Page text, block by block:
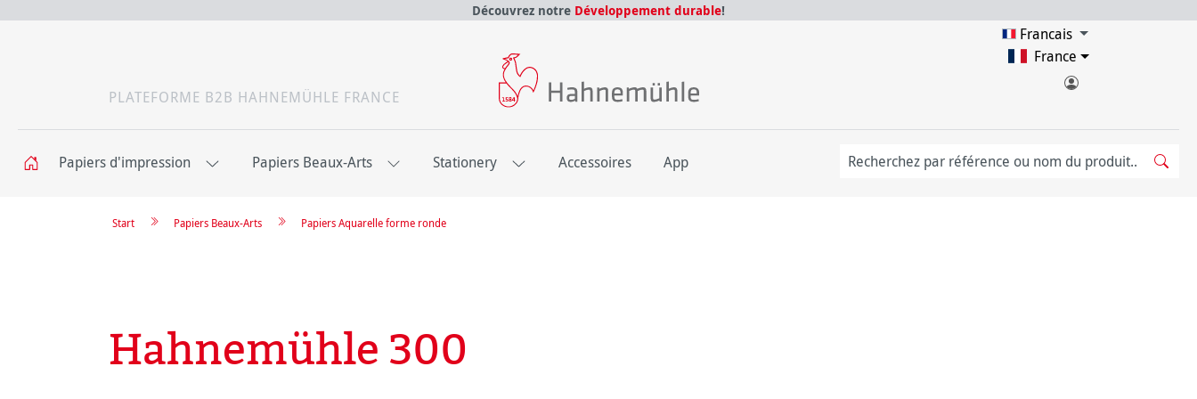
Découvrez notre Développement durable!
PLATEFORME B2B HAHNEMÜHLE FRANCE
Francais
France
Papiers d'impression Papiers Beaux-Arts Stationery Accessoires App
Papiers Aquarelle forme ronde
Papiers Beaux-Arts
Start
Hahnemühle 300